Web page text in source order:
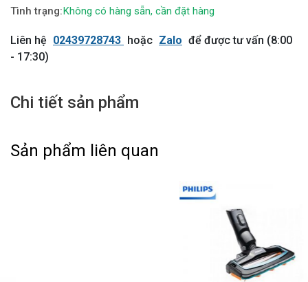
Không có hàng sẵn, cần đặt hàng
Liên hệ 02439728743 hoặc Zalo để được tư vấn (8:00
- 17:30)
Chi tiết sản phẩm
Sản phẩm liên quan